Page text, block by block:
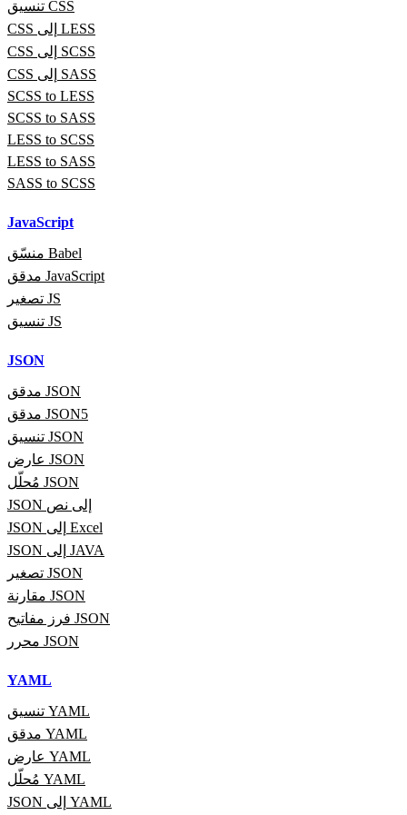
تنسيق CSS
CSS إلى LESS
CSS إلى SCSS
CSS إلى SASS
SCSS to LESS
SCSS to SASS
LESS to SCSS
LESS to SASS
SASS to SCSS
JavaScript
منسّق Babel
مدقق JavaScript
تصغير JS
تنسيق JS
JSON
مدقق JSON
مدقق JSON5
تنسيق JSON
عارض JSON
مُحلّل JSON
JSON إلى نص
JSON إلى Excel
JSON إلى JAVA
تصغير JSON
مقارنة JSON
فرز مفاتيح JSON
محرر JSON
YAML
تنسيق YAML
مدقق YAML
عارض YAML
مُحلّل YAML
JSON إلى YAML